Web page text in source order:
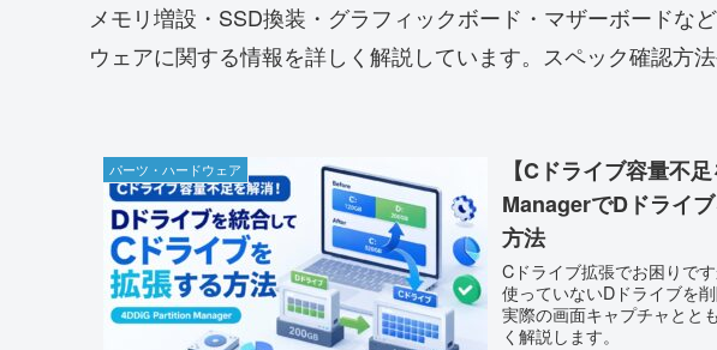
メモリ増設・SSD換装・グラフィックボード・マザーボードな
ウェアに関する情報を詳しく解説しています。スペック確認方
パーツ・ハードウェア
【Cドライブ容量不
ManagerでDドライ
方法
Cドライブ拡張でお困りで
使っていないDドライブを
実際の画面キャプチャとと
く解説します。